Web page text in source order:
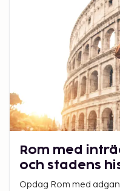
Rom med
och stadens
sevärdheter
Opdag Rom med